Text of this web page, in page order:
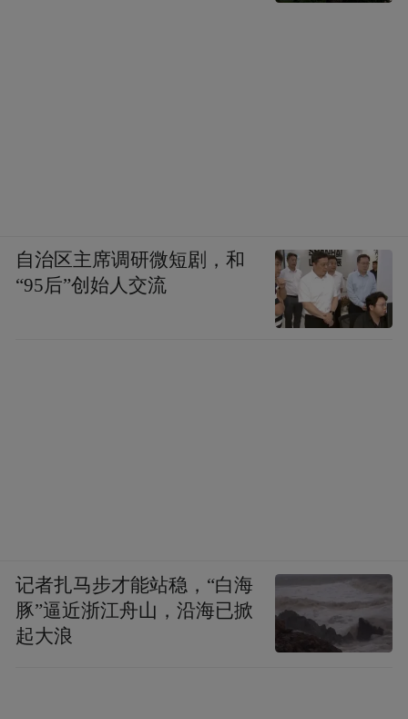
自治区主席调研微短剧，和
“95后”创始人交流
记者扎马步才能站稳，“白海
豚”逼近浙江舟山，沿海已掀
起大浪